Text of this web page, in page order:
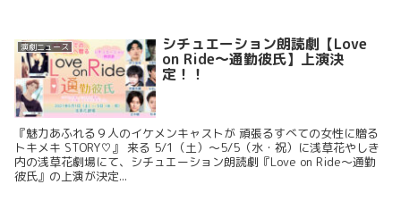
演劇ニュース シチュエーション朗読劇【Love
on Ride～通勤彼氏】上演決
定！！
『魅力あふれる９人のイケメンキャストが 頑張るすべての女性に贈る
トキメキ STORY♡』 来る 5/1（土）～5/5（水・祝）に浅草花やしき
内の浅草花劇場にて、シチュエーション朗読劇『Love on Ride～通勤
彼氏』の上演が決定...